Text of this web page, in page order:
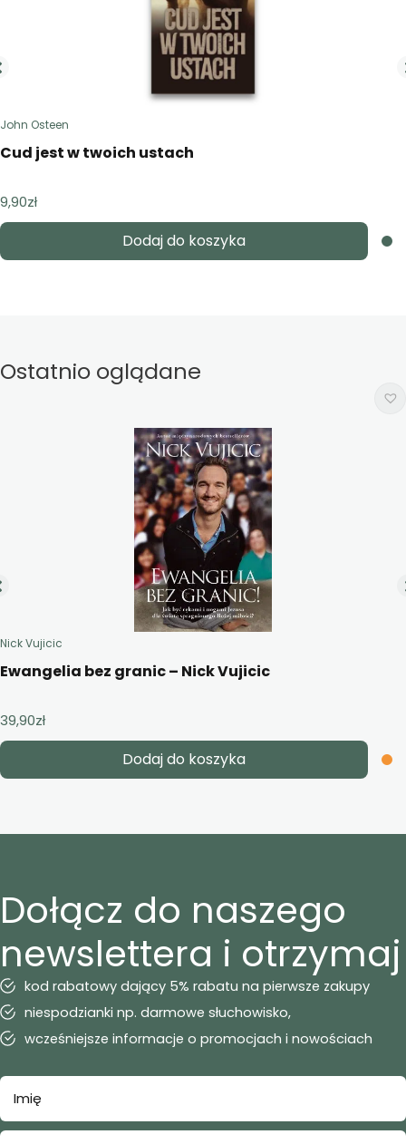
John Osteen
Cud jest w twoich ustach
9,90zł
Dodaj do koszyka
Ostatnio oglądane
Nick Vujicic
Ewangelia bez granic – Nick Vujicic
39,90zł
Dodaj do koszyka
Dołącz do naszego
newslettera i otrzymaj
kod rabatowy dający 5% rabatu na pierwsze zakupy
niespodzianki np. darmowe słuchowisko,
wcześniejsze informacje o promocjach i nowościach